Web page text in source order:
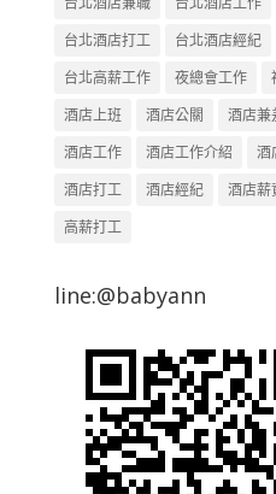
台北酒店打工
台北酒店經紀
台北高薪工作
夜總會工作
酒店上班
酒店公關 酒店兼
酒店工作
酒店工作介紹 酒
酒店打工
酒店經紀 酒店薪
高薪打工
line:@babyann